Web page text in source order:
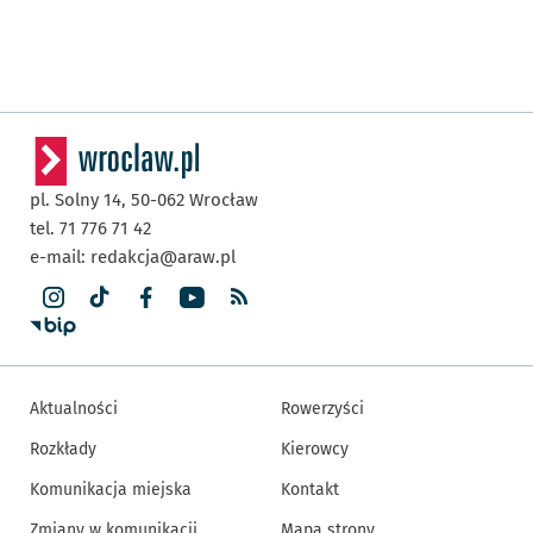
pl. Solny 14, 50-062 Wrocław
tel. 71 776 71 42
e-mail: redakcja@araw.pl
Aktualności
Rozkłady
Komunikacja miejska
Rowerzyści
Kierowcy
Kontakt